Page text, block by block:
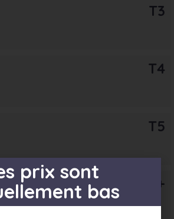
T3
T4
T5
T6+
prix sont
bas